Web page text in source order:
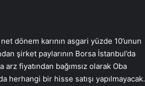
dönem karının asgari yüzde 10’unun
şirket paylarının Borsa İstanbul’da
fiyatından bağımsız olarak Oba
herhangi bir hisse satışı yapılmayacak.